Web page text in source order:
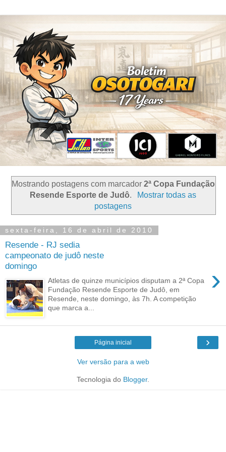
Mostrando postagens com marcador 2ª Copa Fundação
Resende Esporte de Judô.
Mostrar todas as
postagens
sexta-feira, 16 de abril de 2010
Resende - RJ sedia
campeonato de judô neste
domingo
›
Atletas de quinze municípios disputam a 2ª Copa
Fundação Resende Esporte de Judô, em
Resende, neste domingo, às 7h. A competição
que marca a...
›
Página inicial
Ver versão para a web
Tecnologia do Blogger.